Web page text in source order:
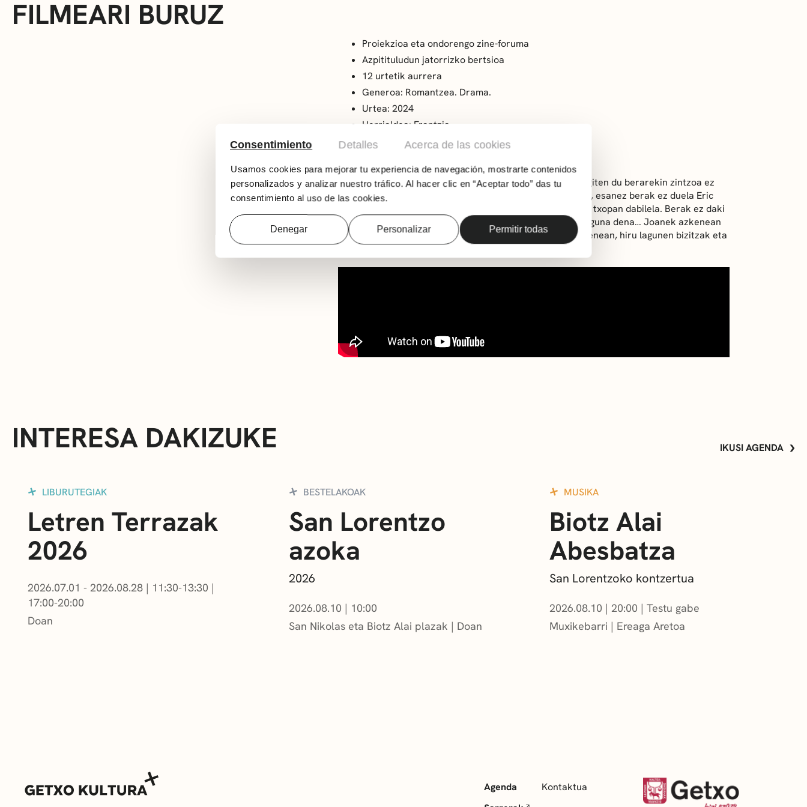
Consentimiento Detalles Acerca de las cookies
Usamos cookies para mejorar tu experiencia de navegación, mostrarte contenidos
personalizados y analizar nuestro tráfico. Al hacer clic en “Aceptar todo” das tu
consentimiento al uso de las cookies.
Denegar Personalizar Permitir todas
FILMEARI BURUZ
Proiekzioa eta ondorengo zine-foruma
Azpitituludun jatorrizko bertsioa
12 urtetik aurrera
Generoa: Romantzea. Drama.
Urtea: 2024
Herrialdea: Frantzia
Iraupena: 118 min
Joan jada ez dago Victorrekin maiteminduta eta sufritu egiten du berarekin zintzoa ez
izateagatik. Aliziak, bere lagunik onenak, lasaitu egiten du, esanez berak ez duela Eric
bikotekidearekiko grinarik, eta, hala ere, bere harremana txopan dabilela. Berak ez daki
senarrak abentura bat duela Rebeccarekin, bikotearen laguna dena… Joanek azkenean
Victor uztea erabakitzen duenean eta hau desagertzen denean, hiru lagunen bizitzak eta
istorioak irauli egiten dira.
INTERESA DAKIZUKE IKUSI AGENDA
LIBURUTEGIAK
Letren Terrazak
2026
2026.07.01 - 2026.08.28 | 11:30-13:30 |
17:00-20:00
Doan
BESTELAKOAK
San Lorentzo
azoka
2026
2026.08.10 | 10:00
San Nikolas eta Biotz Alai plazak
Doan
MUSIKA
Biotz Alai
Abesbatza
San Lorentzoko kontzertua
2026.08.10 | 20:00
Testu gabe
Muxikebarri | Ereaga Aretoa
Agenda
Kontaktua